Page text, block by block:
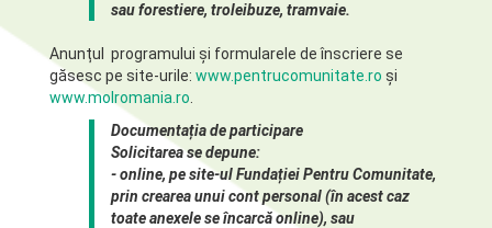
sau forestiere, troleibuze, tramvaie.
Anunțul programului și formularele de înscriere se
găsesc pe site-urile: www.pentrucomunitate.ro și
www.molromania.ro
Documentația de participare
Solicitarea se depune:
- online, pe site-ul Fundației Pentru Comunitate,
prin crearea unui cont personal (în acest caz
toate anexele se încarcă online), sau